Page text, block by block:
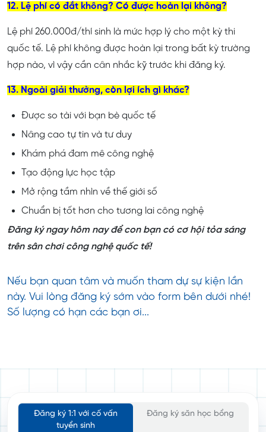
12. Lệ phí có đắt không? Có được hoàn lại không?
Lệ phí 260.000đ/thí sinh là mức hợp lý cho một kỳ thi
quốc tế. Lệ phí không được hoàn lại trong bất kỳ trường
hợp nào, vì vậy cần cân nhắc kỹ trước khi đăng ký.
13. Ngoài giải thưởng, còn lợi ích gì khác?
Được so tài với bạn bè quốc tế
Nâng cao tự tin và tư duy
Khám phá đam mê công nghệ
Tạo động lực học tập
Mở rộng tầm nhìn về thế giới số
Chuẩn bị tốt hơn cho tương lai công nghệ
Đăng ký ngay hôm nay để con bạn có cơ hội tỏa sáng
trên sân chơi công nghệ quốc tế!
Nếu bạn quan tâm và muốn tham dự sự kiện lần
này. Vui lòng đăng ký sớm vào form bên dưới nhé!
Số lượng có hạn các bạn ơi...
Đăng ký 1:1 với cố vấn
tuyển sinh
Đăng ký săn học bổng